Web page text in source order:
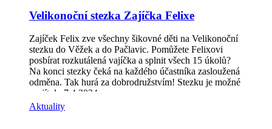
583E-mail: veronika.zborilova@hribecihory.cz Věříme,
skvělými projekty, které budou mít hladký průběh
realizace. Přejeme hodně štěstí budoucím žadatelům.
Velikonoční stezka Zajíčka Felixe
Zajíček Felix zve všechny šikovné děti na Velikonoční
stezku do Věžek a do Pačlavic. Pomůžete Felixovi
posbírat rozkutálená vajíčka a splnit všech 15 úkolů?
Na konci stezky čeká na každého účastníka zasloužená
odměna. Tak hurá za dobrodružstvím! Stezku je možné
projít do 7.4.2024.
Aktuality